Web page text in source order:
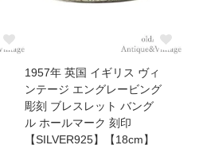
1957年 英国 イギリス ヴィ
ンテージ エングレービング
彫刻 ブレスレット バング
ル ホールマーク 刻印
【SILVER925】【18cm】